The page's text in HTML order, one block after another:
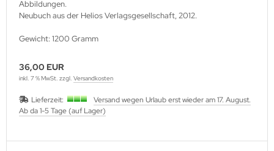
Abbildungen.
Neubuch aus der Helios Verlagsgesellschaft, 2012.
Gewicht: 1200 Gramm
36,00 EUR
inkl. 7 % MwSt. zzgl. Versandkosten
Lieferzeit:
Versand wegen Urlaub erst wieder am 17. August.
Ab da 1-5 Tage (auf Lager)